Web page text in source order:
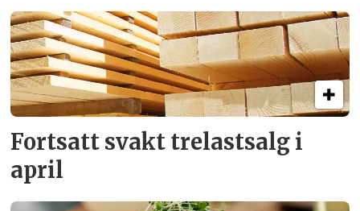
Fortsatt svakt trelastsalg i
april